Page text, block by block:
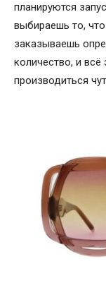
планируются
выбираешь то,
заказываешь
количество, и
производиться